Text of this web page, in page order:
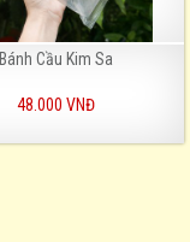
Bánh Cầu Kim Sa
48.000 VNĐ